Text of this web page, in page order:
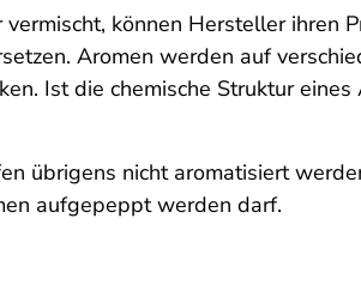
können Hersteller ihren
Aromen werden auf
Ist die chemische Struktur
übrigens nicht aromatisiert
aufgepeppt werden darf.